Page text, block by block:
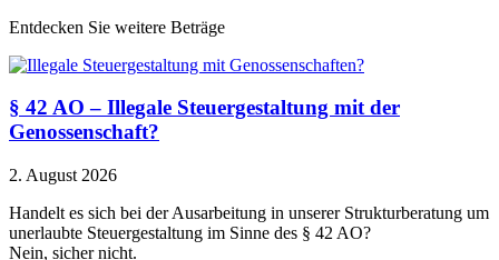
Entdecken Sie weitere Beträge
§ 42 AO – Illegale Steuergestaltung mit der
Genossenschaft?
2. August 2026
Handelt es sich bei der Ausarbeitung in unserer Strukturberatung um
unerlaubte Steuergestaltung im Sinne des § 42 AO?
Nein, sicher nicht.